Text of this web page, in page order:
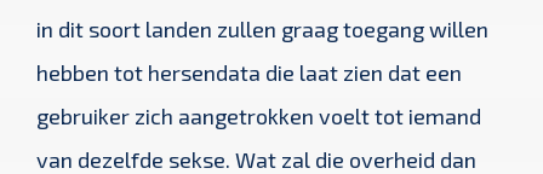
in dit soort landen zullen graag toegang willen
hebben tot hersendata die laat zien dat een
gebruiker zich aangetrokken voelt tot iemand
van dezelfde sekse. Wat zal die overheid dan